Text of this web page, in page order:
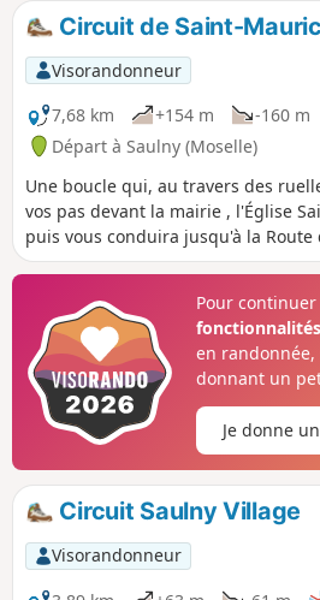
Circuit de Saint-
Visorandonneur
7,68 km
+154 m -160 m
Départ à Saulny (Moselle)
Une boucle qui, au travers des
vos pas devant la mairie , l'Église
puis vous conduira jusqu'à la Route
empierré vers la ferme de Saint-
travers d'autres ruelles, rejoindre
Pour
en randonnée,
donnant un
Je donne
Circuit Saulny Village
Visorandonneur